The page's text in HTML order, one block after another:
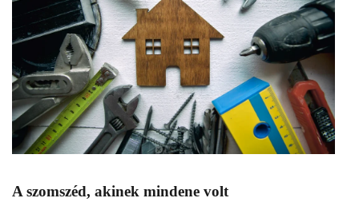
A szomszéd, akinek mindene volt